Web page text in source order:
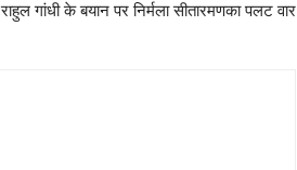
राहुल गांधी के बयान पर निर्मला सीतारमणका पलट वार